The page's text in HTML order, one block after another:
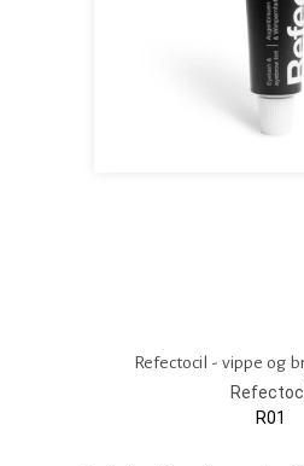
Refectocil - vippe og
R01